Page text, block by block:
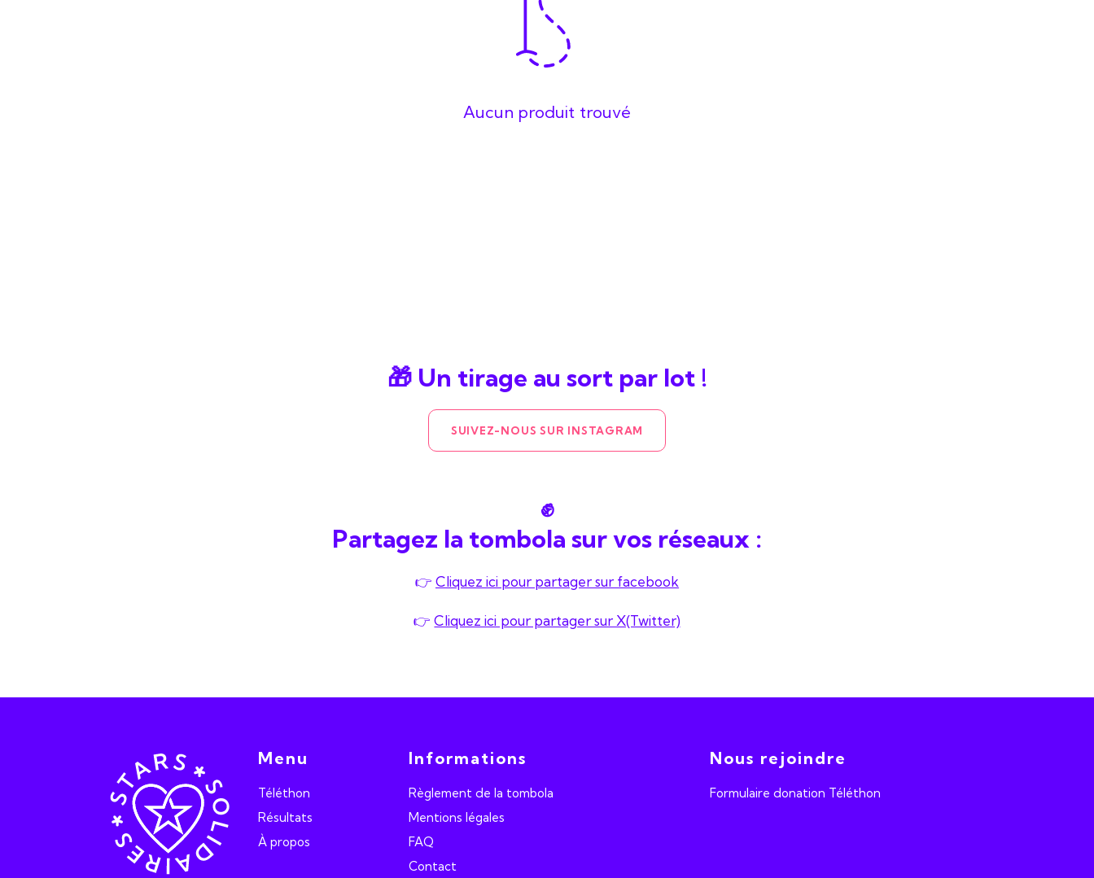
Aucun produit trouvé
🎁 Un tirage au sort par lot !
SUIVEZ-NOUS SUR INSTAGRAM
✊
Partagez la tombola sur vos réseaux :
👉 Cliquez ici pour partager sur facebook
👉Cliquez ici pour partager sur X(Twitter)
Menu
Téléthon
Résultats
À propos
Informations
Règlement de la tombola
Mentions légales
FAQ
Contact
Nous rejoindre
Formulaire donation Téléthon